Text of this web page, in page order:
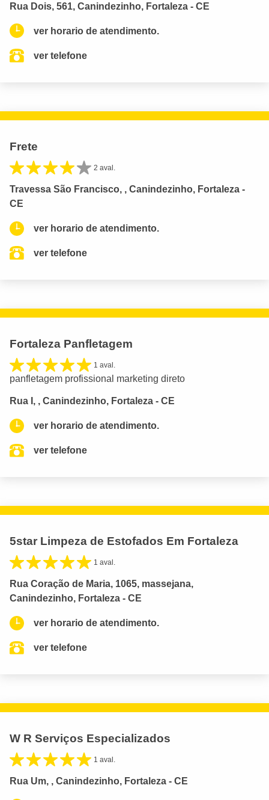
Rua Dois, 561, Canindezinho, Fortaleza - CE
ver horario de atendimento.
ver telefone
Frete
2 aval.
Travessa São Francisco, , Canindezinho, Fortaleza -
CE
ver horario de atendimento.
ver telefone
Fortaleza Panfletagem
1 aval.
panfletagem profissional marketing direto
Rua I, , Canindezinho, Fortaleza - CE
ver horario de atendimento.
ver telefone
5star Limpeza de Estofados Em Fortaleza
1 aval.
Rua Coração de Maria, 1065, massejana,
Canindezinho, Fortaleza - CE
ver horario de atendimento.
ver telefone
W R Serviços Especializados
1 aval.
Rua Um, , Canindezinho, Fortaleza - CE